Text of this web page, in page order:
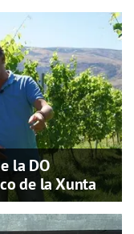
la DO
de la Xunta